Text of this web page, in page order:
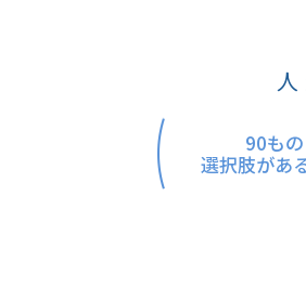
90もの
選択肢があ